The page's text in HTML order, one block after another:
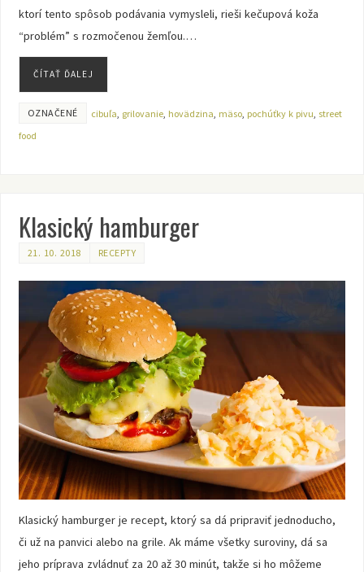
ktorí tento spôsob podávania vymysleli, rieši kečupová koža
“problém” s rozmočenou žemľou.…
ČÍTAŤ ĎALEJ
OZNAČENÉ cibuľa, grilovanie, hovädzina, mäso, pochúťky k pivu, street
food
Klasický hamburger
21. 10. 2018 RECEPTY
Klasický hamburger je recept, ktorý sa dá pripraviť jednoducho,
či už na panvici alebo na grile. Ak máme všetky suroviny, dá sa
jeho príprava zvládnuť za 20 až 30 minút, takže si ho môžeme